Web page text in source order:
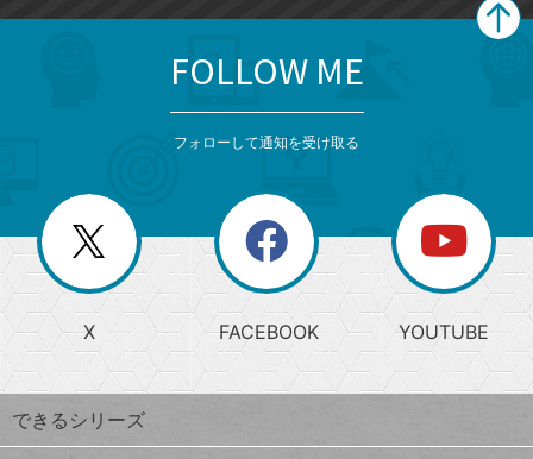
じ
る
search
検
索
上
昇
ワ
ー
ド
閉
じ
る
ー
か
ら
探
す
FOLLOW ME
フォローして通知を受け取る
X FACEBOOK YOUTUBE
できるシリーズ